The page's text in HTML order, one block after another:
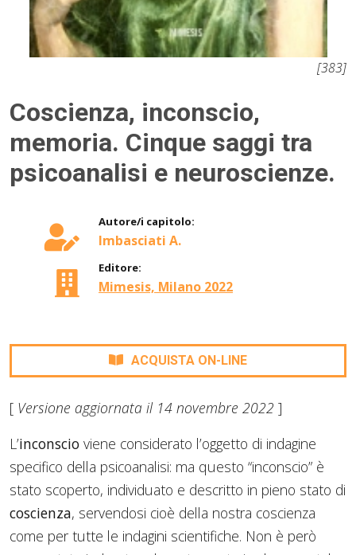
[383]
Coscienza, inconscio,
memoria. Cinque saggi tra
psicoanalisi e neuroscienze.
Autore/i capitolo:
Imbasciati A.
Editore:
Mimesis, Milano 2022
ACQUISTA ON-LINE
[ Versione aggiornata il 14 novembre 2022 ]
L’inconscio viene considerato l’oggetto di indagine
specifico della psicoanalisi: ma questo “inconscio” è
stato scoperto, individuato e descritto in pieno stato di
coscienza, servendosi cioè della nostra coscienza
come per tutte le indagini scientifiche. Non è però